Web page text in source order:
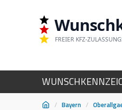
FREIER KFZ-
/ Bayern /